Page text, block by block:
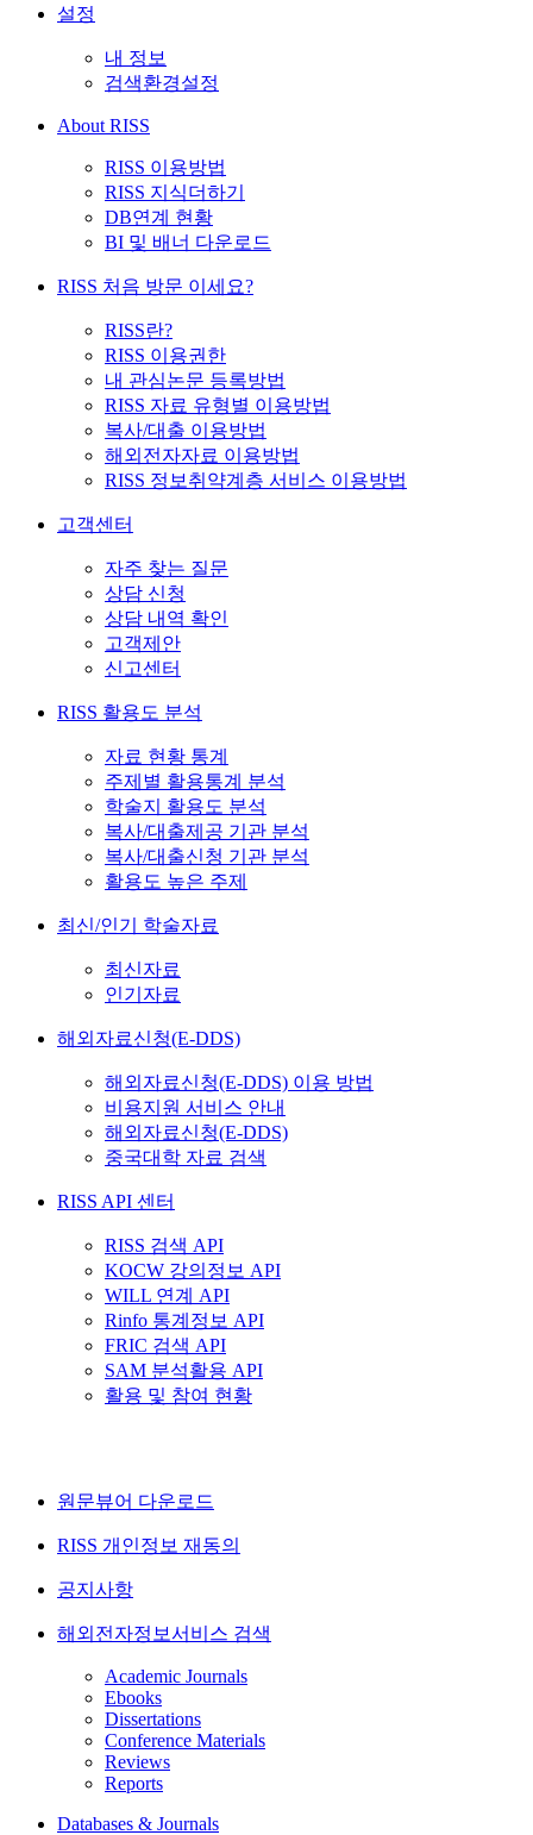
설정
내 정보
검색환경설정
About RISS
RISS 이용방법
RISS 지식더하기
DB연계 현황
BI 및 배너 다운로드
RISS 처음 방문 이세요?
RISS란?
RISS 이용권한
내 관심논문 등록방법
RISS 자료 유형별 이용방법
복사/대출 이용방법
해외전자자료 이용방법
RISS 정보취약계층 서비스 이용방법
고객센터
자주 찾는 질문
상담 신청
상담 내역 확인
고객제안
신고센터
RISS 활용도 분석
자료 현황 통계
주제별 활용통계 분석
학술지 활용도 분석
복사/대출제공 기관 분석
복사/대출신청 기관 분석
활용도 높은 주제
최신/인기 학술자료
최신자료
인기자료
해외자료신청(E-DDS)
해외자료신청(E-DDS) 이용 방법
비용지원 서비스 안내
해외자료신청(E-DDS)
중국대학 자료 검색
RISS API 센터
RISS 검색 API
KOCW 강의정보 API
WILL 연계 API
Rinfo 통계정보 API
FRIC 검색 API
SAM 분석활용 API
활용 및 참여 현황
원문뷰어 다운로드
RISS 개인정보 재동의
공지사항
해외전자정보서비스 검색
Academic Journals
Ebooks
Dissertations
Conference Materials
Reviews
Reports
Databases & Journals